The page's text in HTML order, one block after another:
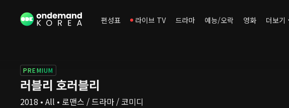
편성표 라이브 TV 드라마 예능/오락 영화 더보기
PREMIUM
러블리 호러블리
2018 • All • 로맨스 / 드라마 / 코미디